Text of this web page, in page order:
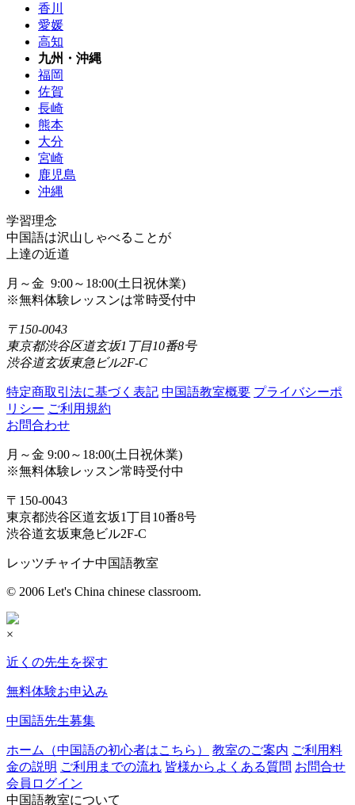
香川
愛媛
高知
九州・沖縄
福岡
佐賀
長崎
熊本
大分
宮崎
鹿児島
沖縄
学習理念
中国語は沢山しゃべることが
上達の近道
月～金 9:00～18:00(土日祝休業)
※無料体験レッスンは常時受付中
〒150-0043
東京都渋谷区道玄坂1丁目10番8号
渋谷道玄坂東急ビル2F-C
特定商取引法に基づく表記 中国語教室概要 プライバシーポ
リシー ご利用規約
お問合わせ
月～金 9:00～18:00(土日祝休業)
※無料体験レッスン常時受付中
〒150-0043
東京都渋谷区道玄坂1丁目10番8号
渋谷道玄坂東急ビル2F-C
レッツチャイナ中国語教室
© 2006 Let's China chinese classroom.
×
近くの先生を探す
無料体験お申込み
中国語先生募集
ホーム（中国語の初心者はこちら） 教室のご案内 ご利用料
金の説明 ご利用までの流れ 皆様からよくある質問 お問合せ
会員ログイン
中国語教室について